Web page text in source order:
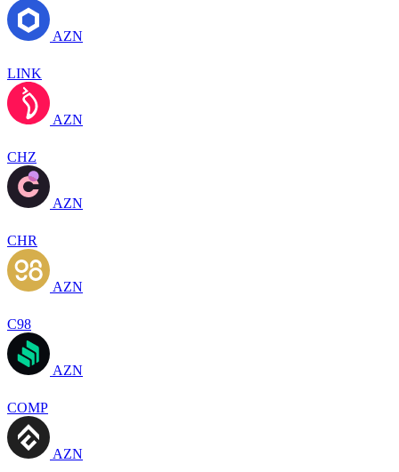
AZN
LINK
AZN
CHZ
AZN
CHR
AZN
C98
AZN
COMP
AZN